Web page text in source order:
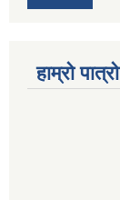
हाम्रो पात्रो